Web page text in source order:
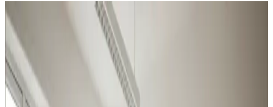
Erhvervs- og industriventilation i
Munkebo
Vi dimensionerer og installerer ventilation til
virksomheder i Munkebo — robuste anlæg til krævende
miljøer og effektive løsninger til kontor og butik.
Procesventilation